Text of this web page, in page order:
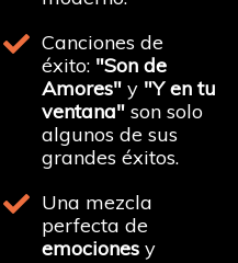
Canciones de
éxito: "Son de
Amores"y "Y en tu
ventana"son solo
algunos de sus
grandes éxitos.
Una mezcla
perfecta de
emocionesy